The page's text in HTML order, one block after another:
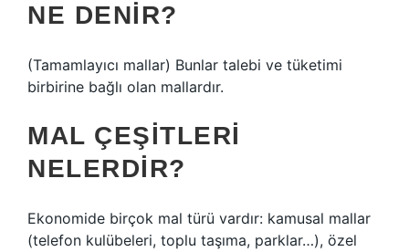
NE DENIR?
(Tamamlayıcı mallar) Bunlar talebi ve tüketimi
birbirine bağlı olan mallardır.
MAL ÇEŞITLERI
NELERDIR?
Ekonomide birçok mal türü vardır: kamusal mallar
(telefon kulübeleri, toplu taşıma, parklar…), özel